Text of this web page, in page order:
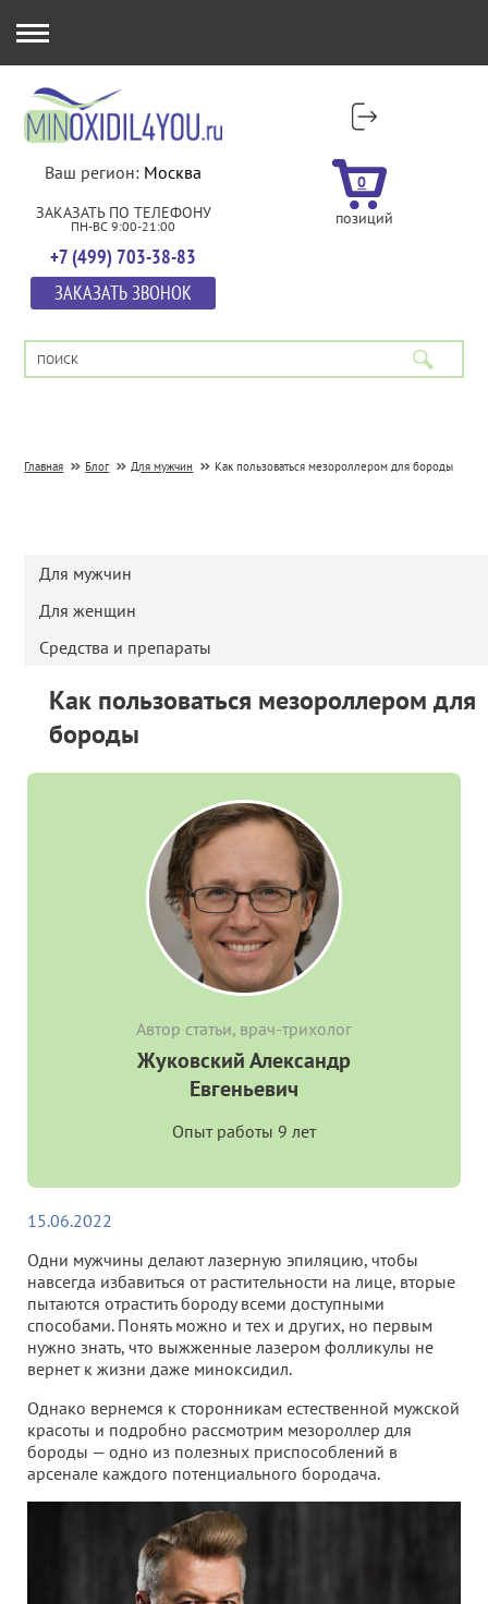
Ваш регион: Москва
ЗАКАЗАТЬ ПО ТЕЛЕФОНУ
ПН-ВС 9:00-21:00
+7 (499) 703-38-83
ЗАКАЗАТЬ ЗВОНОК
0
позиций
Главная Блог Для мужчин Как пользоваться мезороллером для бороды
Для мужчин
Для женщин
Средства и препараты
Как пользоваться мезороллером для
бороды
Автор статьи, врач-трихолог
Жуковский Александр
Евгеньевич
Опыт работы 9 лет
15.06.2022
Одни мужчины делают лазерную эпиляцию, чтобы
навсегда избавиться от растительности на лице, вторые
пытаются отрастить бороду всеми доступными
способами. Понять можно и тех и других, но первым
нужно знать, что выжженные лазером фолликулы не
вернет к жизни даже миноксидил.
Однако вернемся к сторонникам естественной мужской
красоты и подробно рассмотрим мезороллер для
бороды — одно из полезных приспособлений в
арсенале каждого потенциального бородача.